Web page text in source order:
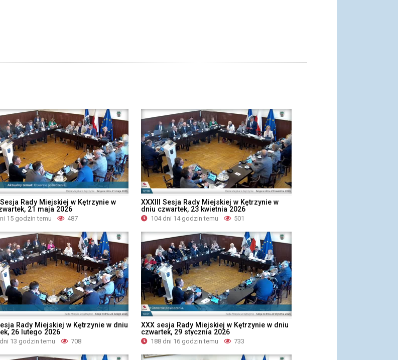
Rady Miejskiej w Kętrzynie w
21 maja 2026
15 godzin temu 487
XXXIII Sesja Rady Miejskiej w Kętrzynie w
dniu czwartek, 23 kwietnia 2026
104 dni 14 godzin temu 501
Rady Miejskiej w Kętrzynie w dniu
26 lutego 2026
13 godzin temu 708
XXX sesja Rady Miejskiej w Kętrzynie w dniu
czwartek, 29 stycznia 2026
188 dni 16 godzin temu 733